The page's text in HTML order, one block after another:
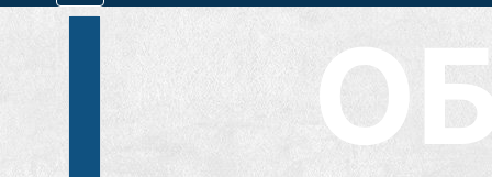
Type 2 or more characters for results.